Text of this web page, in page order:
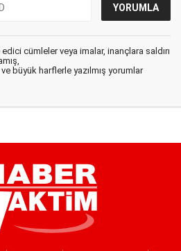
cümleler veya imalar, inançlara saldırı
büyük harflerle yazılmış yorumlar